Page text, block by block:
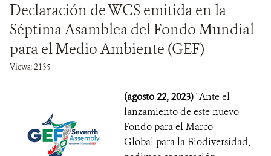
Declaración de WCS emitida en la
Séptima Asamblea del Fondo Mundial
para el Medio Ambiente (GEF)
Views: 2135
(agosto 22, 2023)"Ante el
lanzamiento de este nuevo
Fondo para el Marco
Global para la Biodiversidad,